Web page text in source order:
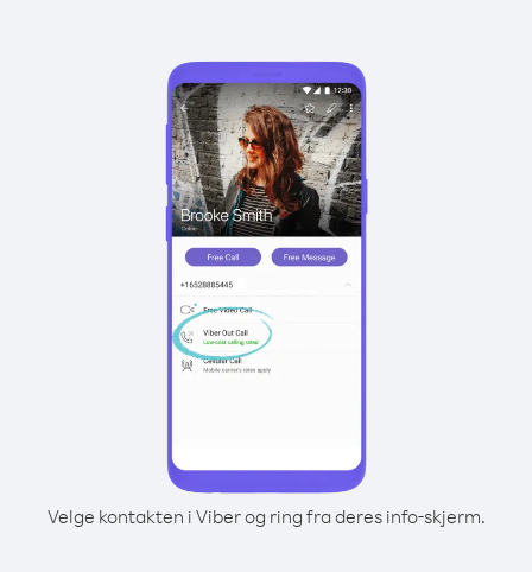
Velge kontakten i Viber og ring fra deres info-skjerm.